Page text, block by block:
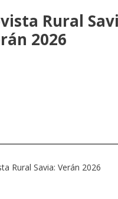
Rural
2026
Rural Savia: Verán 2026